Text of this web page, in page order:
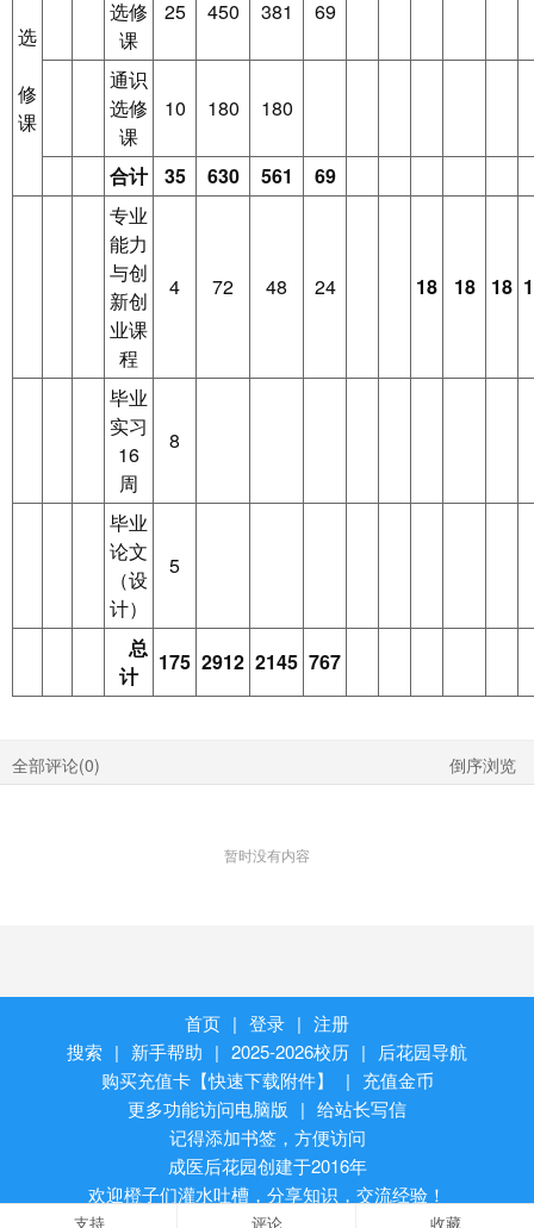
选
修
课
选修
课
25 450 381 69
通识
选修
课
10 180 180
合计 35 630 561
69
专业
能力
与创
新创
业课
程
4 72 48 24 18 18 18
毕业
实习
16
周
8
毕业
论文
（设
计）
5
总
计
175 2912 2145 767
全部评论(0) 倒序浏览
暂时没有内容
支持 评论 收藏
首页 | 登录 | 注册
搜索 | 新手帮助 | 2025-2026校历 |
后花园导航
购买充值卡【快速下载附件】
| 充值金币
更多功能访问电脑版 | 给站长写信
记得添加书签，方便访问
成医后花园创建于2016年
欢迎橙子们灌水吐槽，分享知识，交流经验！